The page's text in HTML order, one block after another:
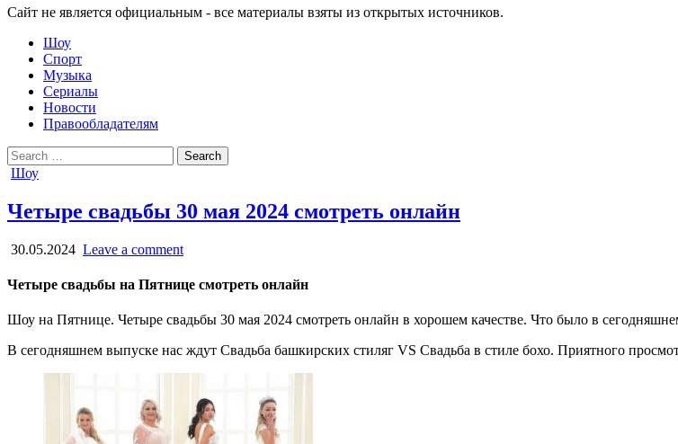
Сайт не является официальным - все материалы взяты из открытых источников.
Шоу
Спорт
Музыка
Сериалы
Новости
Правообладателям
Search
for:
Posted
Шоу
Четыре свадьбы 30 мая 2024 смотреть онлайн
30.05.2024 Leave a comment
Четыре свадьбы на Пятнице смотреть онлайн
Шоу на Пятнице. Четыре свадьбы 30 мая 2024 смотреть онлайн в хорошем качестве. Что было в
В сегодняшнем выпуске нас ждут Свадьба башкирских стиляг VS Свадьба в стиле бохо. Приятного